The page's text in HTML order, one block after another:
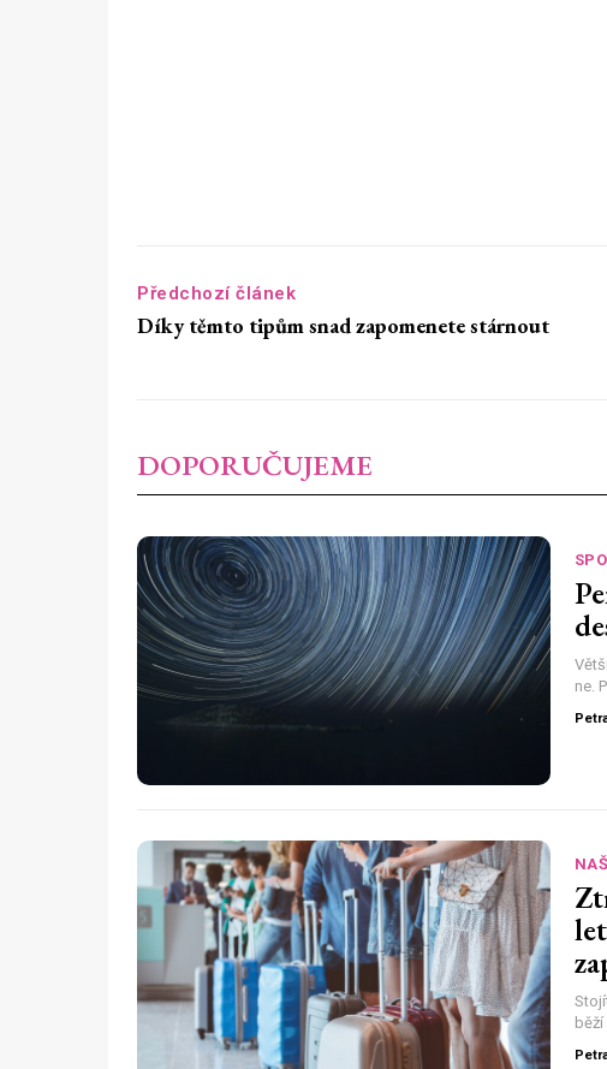
Předchozí článek
Díky těmto tipům snad zapomenete stárnout
DOPORUČUJEME
ne.
běží